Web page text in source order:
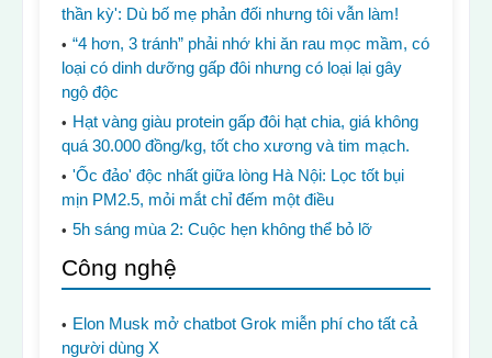
thần kỳ': Dù bố mẹ phản đối nhưng tôi vẫn làm!
“4 hơn, 3 tránh” phải nhớ khi ăn rau mọc mầm, có
loại có dinh dưỡng gấp đôi nhưng có loại lại gây
ngộ độc
Hạt vàng giàu protein gấp đôi hạt chia, giá không
quá 30.000 đồng/kg, tốt cho xương và tim mạch.
'Ốc đảo' độc nhất giữa lòng Hà Nội: Lọc tốt bụi
mịn PM2.5, mỏi mắt chỉ đếm một điều
5h sáng mùa 2: Cuộc hẹn không thể bỏ lỡ
Công nghệ
Elon Musk mở chatbot Grok miễn phí cho tất cả
người dùng X